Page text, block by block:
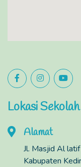
Lokasi Sekolah
Alamat
Jl. Masjid Al
Kabupaten